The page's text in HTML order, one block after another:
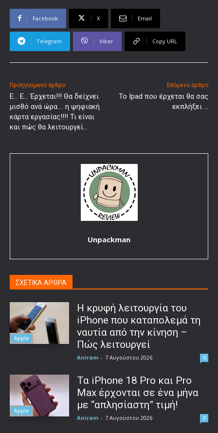
Facebook X Email
Telegram Viber Copy URL
Προηγούμενο άρθρο
E… E… Έρχεται!!! Θα δείχνει
μισθό ανά ώρα…. η ψηφιακή
κάρτα εργασίας!!!! Τι είναι
και πώς θα λειτουργεί…
Επόμενο άρθρο
Το Ipad που έρχεται θα σας
εκπλήξει …
Unpackman
ΣΧΕΤΙΚΑ ΑΡΘΡΑ
Apple
Η κρυφή λειτουργία του
iPhone που καταπολεμά τη
ναυτία από την κίνηση –
Πώς λειτουργεί
Aniram - 7 Αυγούστου 2026 0
Apple
Τα iPhone 18 Pro και Pro
Max έρχονται σε ένα μήνα
με “απλησίαστη” τιμή!
Aniram - 7 Αυγούστου 2026 0